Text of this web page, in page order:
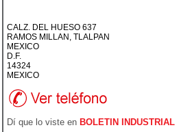
CALZ. DEL HUESO 637
RAMOS MILLAN, TLALPAN
MEXICO
D.F.
14324
MEXICO
Dí que lo viste en BOLETIN INDUSTRIAL